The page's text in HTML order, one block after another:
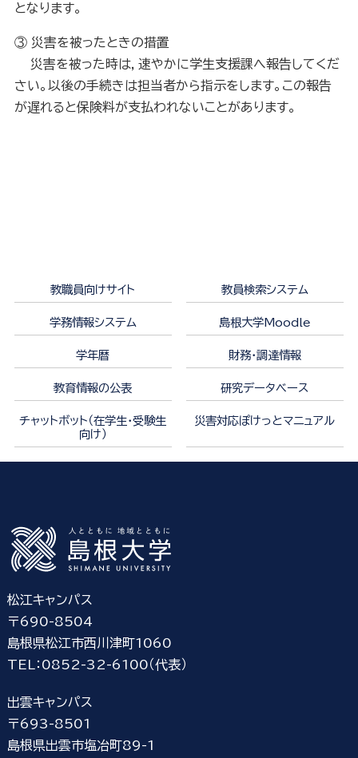
となります。
③ 災害を被ったときの措置
災害を被った時は，速やかに学生支援課へ報告してくだ
さい。以後の手続きは担当者から指示をします。この報告
が遅れると保険料が支払われないことがあります。
教職員向けサイト 教員検索システム
学務情報システム 島根大学Moodle
学年暦 財務・調達情報
教育情報の公表 研究データベース
チャットボット（在学生・受験生
向け）
災害対応ぽけっとマニュアル
松江キャンパス
〒690-8504
島根県松江市西川津町1060
TEL：0852-32-6100（代表）
出雲キャンパス
〒693-8501
島根県出雲市塩冶町89-1